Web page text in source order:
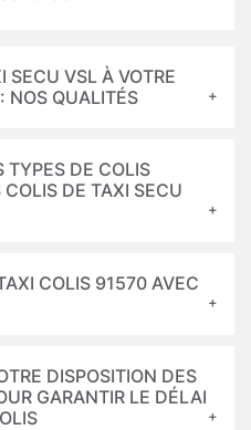
SECU VSL À VOTRE
NOS QUALITÉS
TYPES DE COLIS
COLIS DE TAXI SECU
COLIS 91570 AVEC
DISPOSITION DES
GARANTIR LE DÉLAI